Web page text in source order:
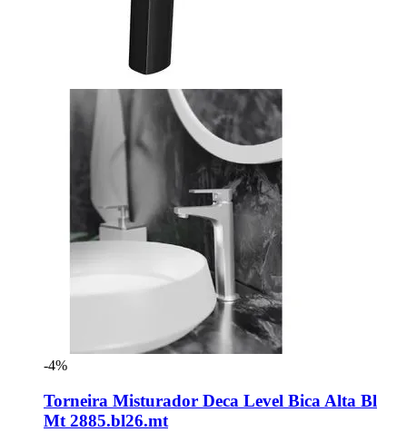
-4%
Torneira Misturador Deca Level Bica Alta Bl
Mt 2885.bl26.mt